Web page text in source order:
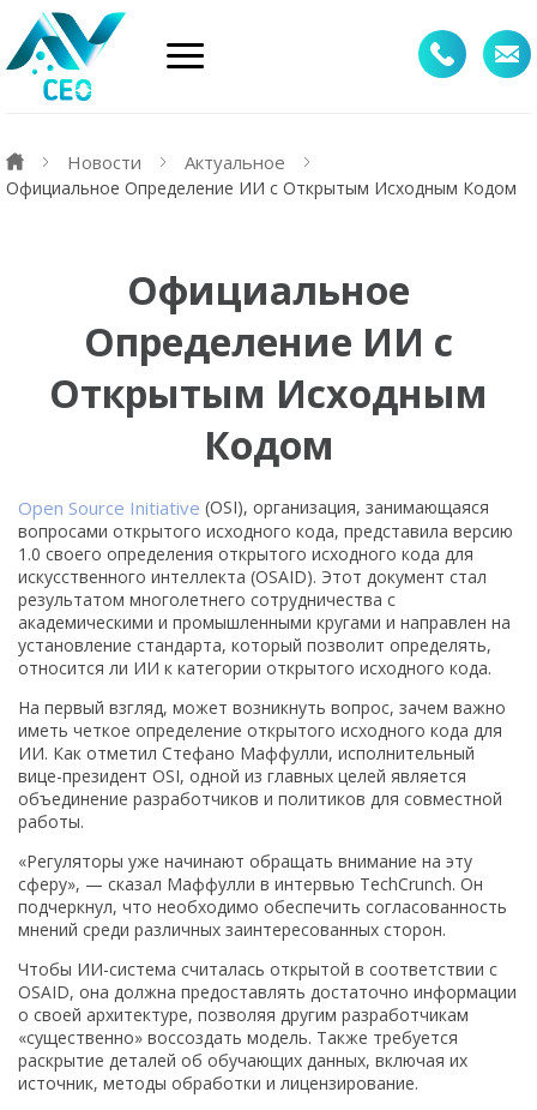
Новости Актуальное
Официальное Определение ИИ с Открытым Исходным Кодом
Официальное
Определение ИИ с
Открытым Исходным
Кодом
Open Source Initiative (OSI), организация, занимающаяся
вопросами открытого исходного кода, представила версию
1.0 своего определения открытого исходного кода для
искусственного интеллекта (OSAID). Этот документ стал
результатом многолетнего сотрудничества с
академическими и промышленными кругами и направлен на
установление стандарта, который позволит определять,
относится ли ИИ к категории открытого исходного кода.
На первый взгляд, может возникнуть вопрос, зачем важно
иметь четкое определение открытого исходного кода для
ИИ. Как отметил Стефано Маффулли, исполнительный
вице-президент OSI, одной из главных целей является
объединение разработчиков и политиков для совместной
работы.
«Регуляторы уже начинают обращать внимание на эту
сферу», — сказал Маффулли в интервью TechCrunch. Он
подчеркнул, что необходимо обеспечить согласованность
мнений среди различных заинтересованных сторон.
Чтобы ИИ-система считалась открытой в соответствии с
OSAID, она должна предоставлять достаточно информации
о своей архитектуре, позволяя другим разработчикам
«существенно» воссоздать модель. Также требуется
раскрытие деталей об обучающих данных, включая их
источник, методы обработки и лицензирование.